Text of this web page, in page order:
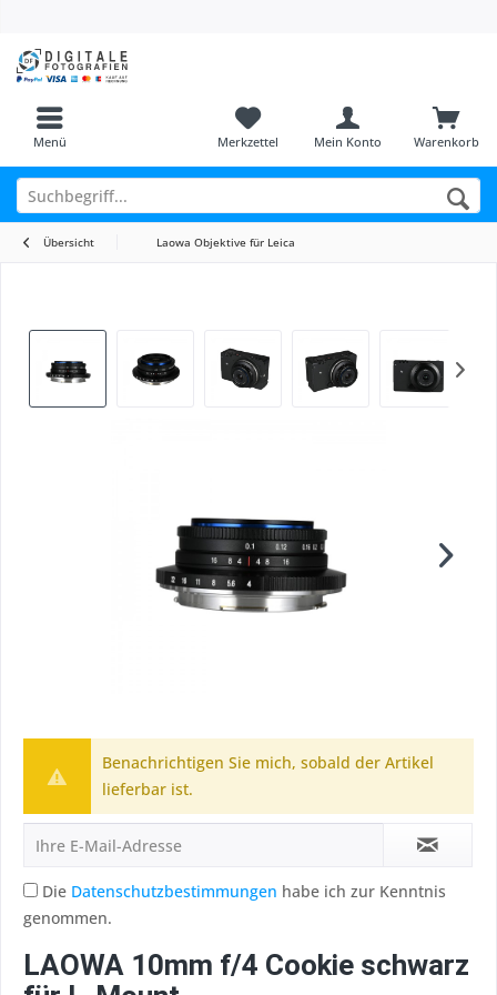
Menü Warenkorb
Merkzettel Mein Konto
Übersicht Laowa Objektive für Leica
Benachrichtigen Sie mich, sobald der Artikel
lieferbar ist.
Die Datenschutzbestimmungen habe ich zur Kenntnis
genommen.
LAOWA 10mm f/4 Cookie schwarz